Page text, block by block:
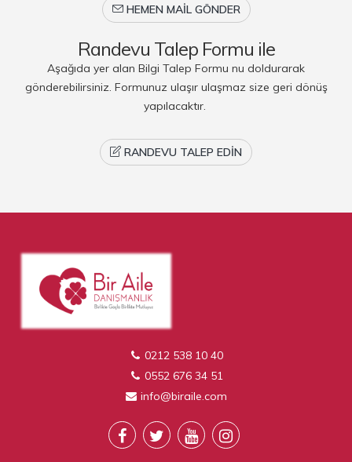
HEMEN MAIL GÖNDER
Randevu Talep Formu ile
Aşağıda yer alan Bilgi Talep Formu nu doldurarak
gönderebilirsiniz. Formunuz ulaşır ulaşmaz size geri dönüş
yapılacaktır.
RANDEVU TALEP EDIN
0212 538 10 40
0552 676 34 51
info@biraile.com